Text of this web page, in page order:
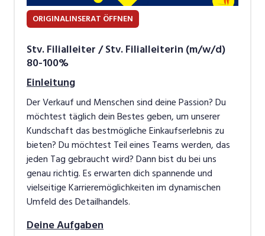
Mechanik, Elektronik, Optik, Textil (Fertigung)
Sicherheit, Rettung, Polizei, Zoll
Verkauf, Handel, Kundenberatung,
Aussendienst
ORIGINALINSERAT ÖFFNEN
Stv. Filialleiter / Stv. Filialleiterin (m/w/d)
80-100%
Einleitung
Der Verkauf und Menschen sind deine Passion? Du
möchtest täglich dein Bestes geben, um unserer
Kundschaft das bestmögliche Einkaufserlebnis zu
bieten? Du möchtest Teil eines Teams werden, das
jeden Tag gebraucht wird? Dann bist du bei uns
genau richtig. Es erwarten dich spannende und
vielseitige Karrieremöglichkeiten im dynamischen
Umfeld des Detailhandels.
Deine Aufgaben